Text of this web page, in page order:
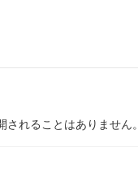
されることはありません。